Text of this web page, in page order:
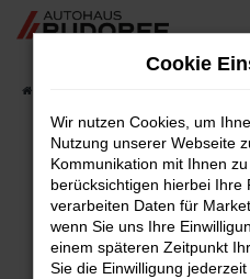
Zum
Fehler:
Beim Laden ist ein Fehler
Hier sind ein paar Tipps,
Cookie
Wir nutzen Cookies, um
Nutzung unserer Webseite
Kommunikation mit Ihnen
berücksichtigen hierbei Ihre
verarbeiten Daten für
wenn Sie uns Ihre
einem späteren Zeitpunkt
Sie die Einwilligung